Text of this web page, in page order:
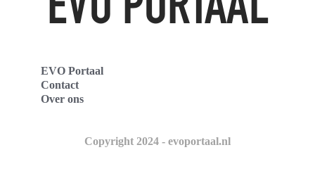
EVO Portaal
Contact
Over ons
Copyright 2024 - evoportaal.nl